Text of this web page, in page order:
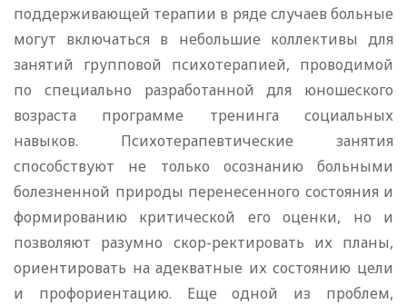
поддерживающей терапии в ряде случаев больные
могут включаться в небольшие коллективы для
занятий групповой психотерапией, проводимой
по специально разработанной для юношеского
возраста программе тренинга социальных
навыков. Психотерапевтические занятия
способствуют не только осознанию больными
болезненной природы перенесенного состояния и
формированию критической его оценки, но и
позволяют разумно скор-ректировать их планы,
ориентировать на адекватные их состоянию цели
и профориентацию. Еще одной из проблем,